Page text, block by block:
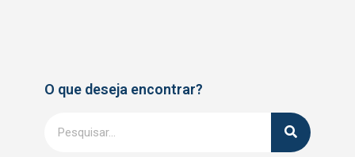
O que deseja encontrar?